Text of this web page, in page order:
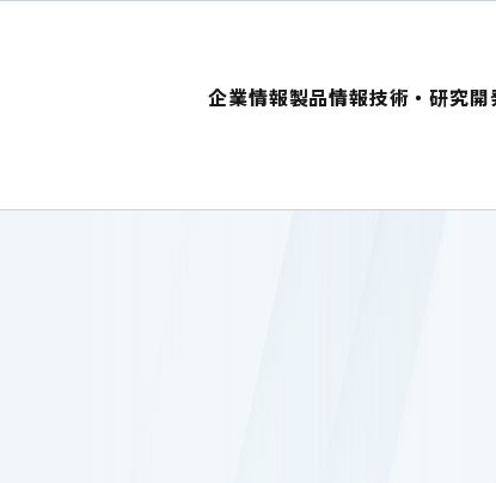
企業情報製品情報技術・研究開